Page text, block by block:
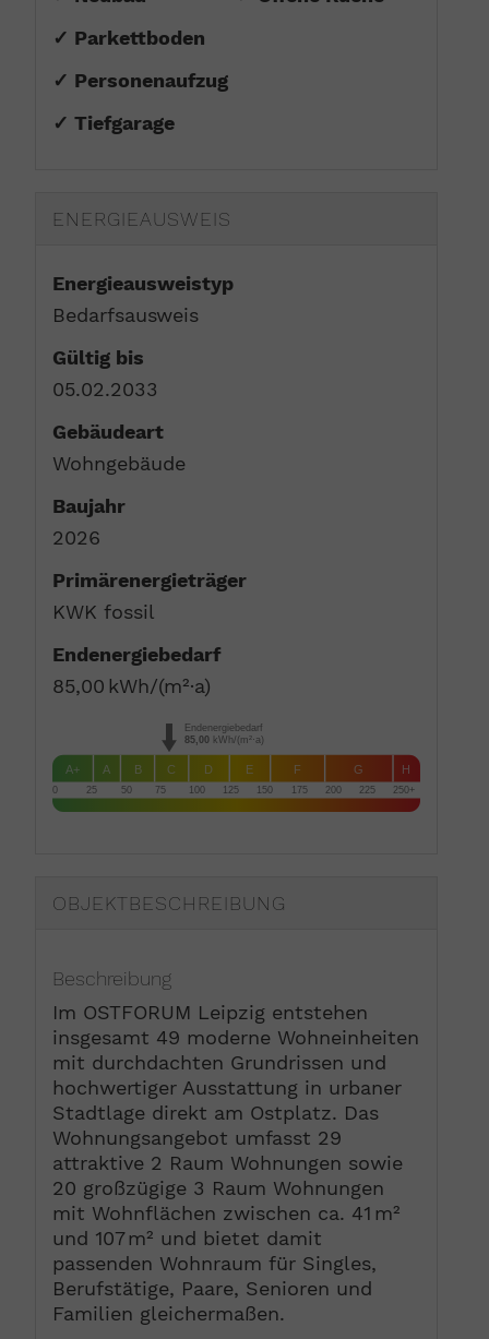
✓ Parkettboden
✓ Personenaufzug
✓ Tiefgarage
ENERGIEAUSWEIS
Energieausweistyp
Bedarfs­ausweis
Gültig bis
05.02.2033
Gebäudeart
Wohngebäude
Baujahr
2026
Primärenergieträger
KWK fossil
Endenergie­bedarf
85,00 kWh/(m²·a)
0 25 50 75 100 125 150 175 200 225 250+
H
G
F
E
D
C
B
A
A+
Endenergiebedarf
85,00 kWh/(m²·a)
OBJEKT­BESCHREIBUNG
Beschreibung
Im OSTFORUM Leipzig entstehen
insgesamt 49 moderne Wohneinheiten
mit durchdachten Grundrissen und
hochwertiger Ausstattung in urbaner
Stadtlage direkt am Ostplatz. Das
Wohnungsangebot umfasst 29
attraktive 2 Raum Wohnungen sowie
20 großzügige 3 Raum Wohnungen
mit Wohnflächen zwischen ca. 41 m²
und 107 m² und bietet damit
passenden Wohnraum für Singles,
Berufstätige, Paare, Senioren und
Familien gleichermaßen.